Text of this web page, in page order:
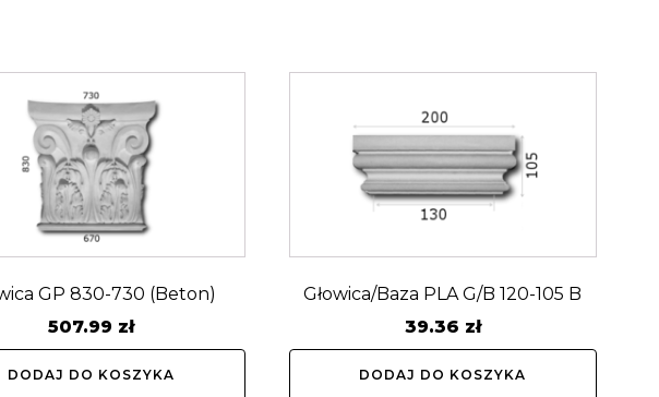
GP 830-730 (Beton)
507.99 zł
DODAJ DO KOSZYKA
Głowica/Baza PLA G/B 120-105 B
39.36 zł
DODAJ DO KOSZYKA